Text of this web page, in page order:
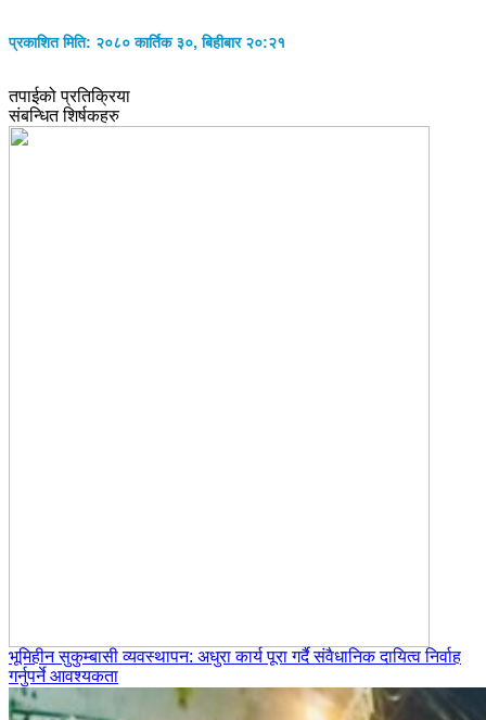
प्रकाशित मिति: २०८० कार्तिक ३०, बिहीबार २०:२१
तपाईको प्रतिक्रिया
संबन्धित शिर्षकहरु
भूमिहीन सुकुम्बासी व्यवस्थापन: अधुरा कार्य पूरा गर्दै संवैधानिक दायित्व निर्वाह
गर्नुपर्ने आवश्यकता